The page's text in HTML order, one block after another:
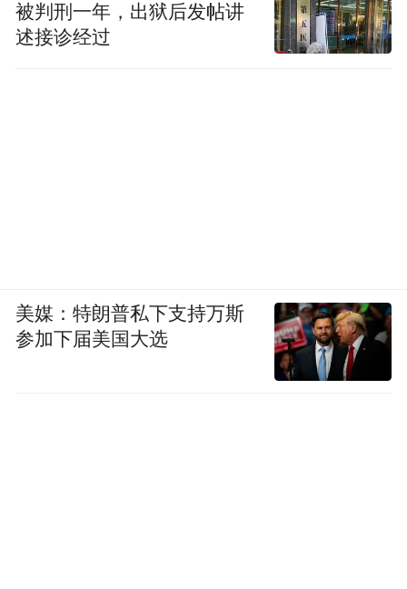
被判刑一年，出狱后发帖讲
述接诊经过
美媒：特朗普私下支持万斯
参加下届美国大选